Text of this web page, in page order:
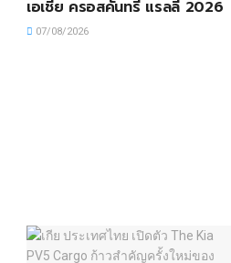
เอเชีย ครอสคันทรี แรลลี่ 2026
07/08/2026